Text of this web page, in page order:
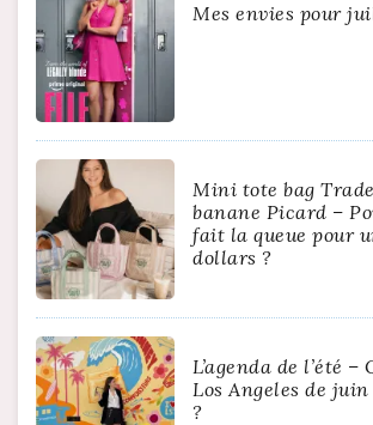
Mes envies pour
Mini tote bag
banane Picard –
fait la queue pour
dollars ?
L’agenda de l’été
Los Angeles de
?